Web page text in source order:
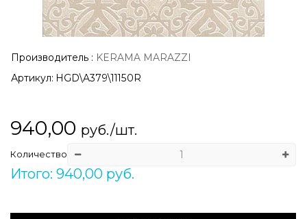
Производитель : KERAMA MARAZZI
Артикул: HGD\A379\11150R
940,00 руб./шт.
Количество
Итого: 940,00 руб.